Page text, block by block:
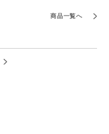
商品一覧へ